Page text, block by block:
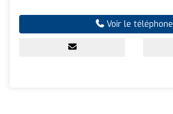
Voir le téléphone